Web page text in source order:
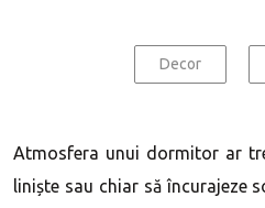
Fațadă
Grădină și terasă
Decor
Atmosfera unui dormitor ar
liniște sau chiar să încurajeze